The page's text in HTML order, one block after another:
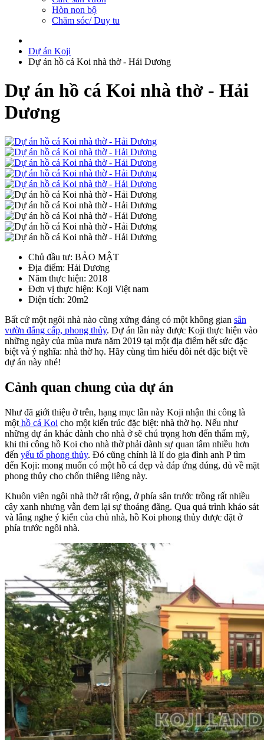
Hòn non bộ
Chăm sóc/ Duy tu
Dự án Koji
Dự án hồ cá Koi nhà thờ - Hải Dương
Dự án hồ cá Koi nhà thờ - Hải
Dương
Chủ đầu tư: BẢO MẬT
Địa điểm: Hải Dương
Năm thực hiện: 2018
Đơn vị thực hiện: Koji Việt nam
Diện tích: 20m2
Bất cứ một ngôi nhà nào cũng xứng đáng có một không gian sân
vườn đẳng cấp, phong thủy. Dự án lần này được Koji thực hiện vào
những ngày của mùa mưa năm 2019 tại một địa điểm hết sức đặc
biệt và ý nghĩa: nhà thờ họ. Hãy cùng tìm hiểu đôi nét đặc biệt về
dự án này nhé!
Cảnh quan chung của dự án
Như đã giới thiệu ở trên, hạng mục lần này Koji nhận thi công là
một hồ cá Koi cho một kiến trúc đặc biệt: nhà thờ họ. Nếu như
những dự án khác dành cho nhà ở sẽ chú trọng hơn đến thẩm mỹ,
khi thi công hồ Koi cho nhà thờ phải dành sự quan tâm nhiều hơn
đến yếu tố phong thủy. Đó cũng chính là lí do gia đình anh P tìm
đến Koji: mong muốn có một hồ cá đẹp và đáp ứng đúng, đủ về mặt
phong thủy cho chốn thiêng liêng này.
Khuôn viên ngôi nhà thờ rất rộng, ở phía sân trước trồng rất nhiều
cây xanh nhưng vẫn đem lại sự thoáng đãng. Qua quá trình khảo sát
và lắng nghe ý kiến của chủ nhà, hồ Koi phong thủy được đặt ở
phía trước ngôi nhà.